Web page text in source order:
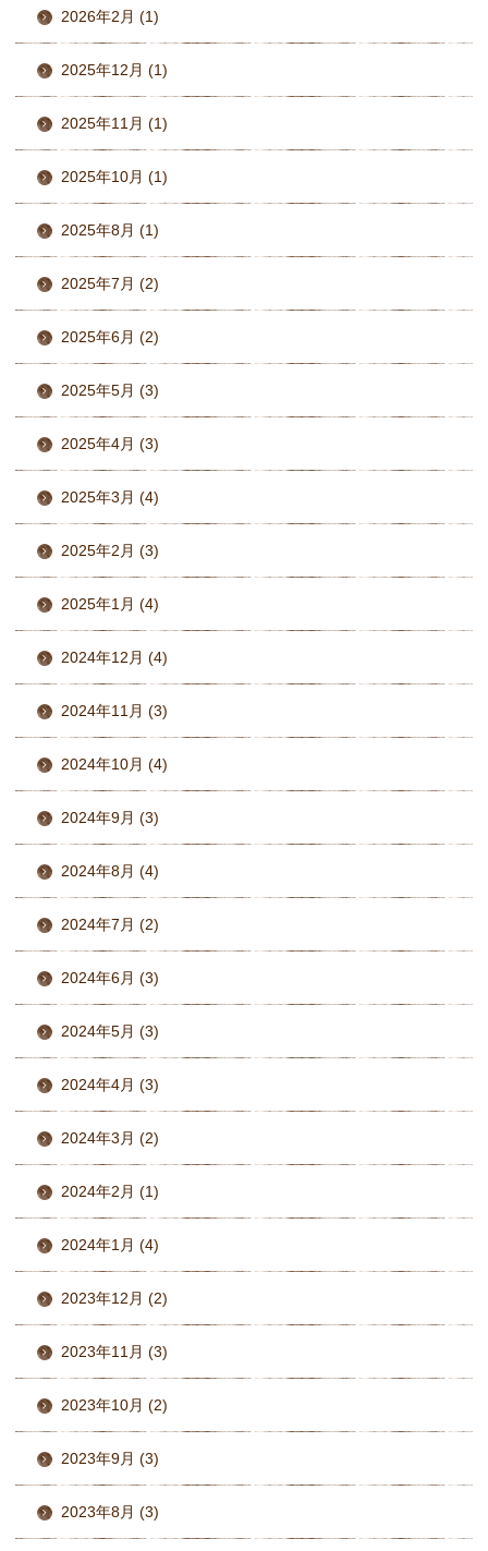
2026年2月 (1)
2025年12月 (1)
2025年11月 (1)
2025年10月 (1)
2025年8月 (1)
2025年7月 (2)
2025年6月 (2)
2025年5月 (3)
2025年4月 (3)
2025年3月 (4)
2025年2月 (3)
2025年1月 (4)
2024年12月 (4)
2024年11月 (3)
2024年10月 (4)
2024年9月 (3)
2024年8月 (4)
2024年7月 (2)
2024年6月 (3)
2024年5月 (3)
2024年4月 (3)
2024年3月 (2)
2024年2月 (1)
2024年1月 (4)
2023年12月 (2)
2023年11月 (3)
2023年10月 (2)
2023年9月 (3)
2023年8月 (3)